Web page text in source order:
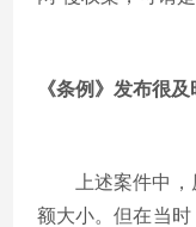
《条例》发布很及
上述案件中，
额大小。但在当